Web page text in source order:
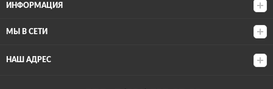
ИНФОРМАЦИЯ
МЫ В СЕТИ
НАШ АДРЕС